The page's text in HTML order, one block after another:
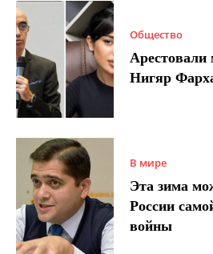
Общество
Арестовали
Нигяр
В мире
Эта зима
России
войны